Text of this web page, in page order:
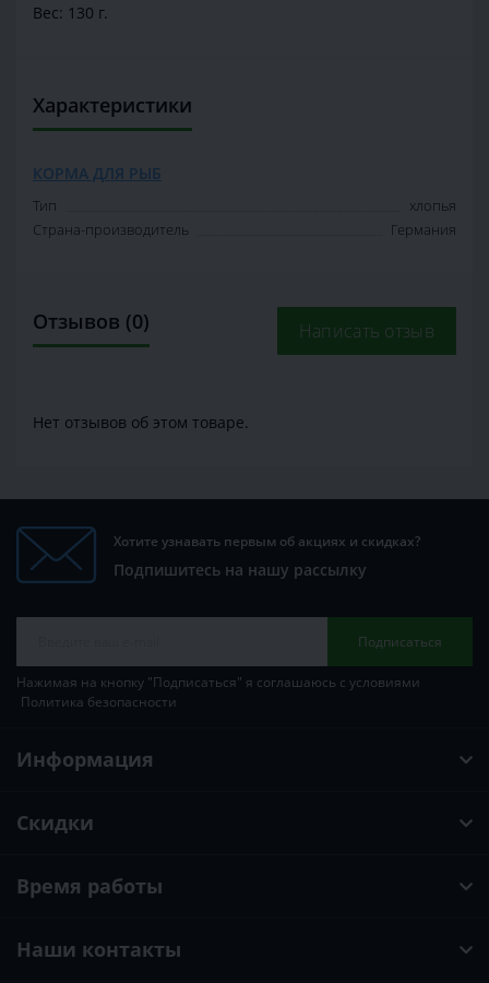
Вес: 130 г.
Характеристики
КОРМА ДЛЯ РЫБ
Тип
хлопья
Страна-производитель
Германия
Отзывов (0) Написать отзыв
Нет отзывов об этом товаре.
Хотите узнавать первым об акциях и скидках?
Подпишитесь на нашу рассылку
Подписаться
Нажимая на кнопку "Подписаться" я соглашаюсь с условиями
Политика безопасности
Информация
Скидки
Время работы
Наши контакты